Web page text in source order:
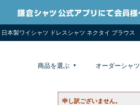
本製ワイシャツ ドレスシャツ ネクタイ ブラウス
商品を選ぶ オーダーシャツ
申し訳ございません。